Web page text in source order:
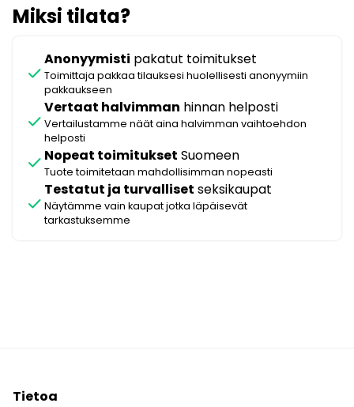
Miksi tilata?
check
Anonyymisti pakatut toimitukset
Toimittaja pakkaa tilauksesi huolellisesti anonyymiin
pakkaukseen
check
Vertaat halvimman hinnan helposti
Vertailustamme näät aina halvimman vaihtoehdon
helposti
check Nopeat toimitukset Suomeen
Tuote toimitetaan mahdollisimman nopeasti
check
Testatut ja turvalliset seksikaupat
Näytämme vain kaupat jotka läpäisevät
tarkastuksemme
Tietoa